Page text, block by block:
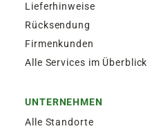
Lieferhinweise
Rücksendung
Firmenkunden
Alle Services im Überblick
UNTERNEHMEN
Alle Standorte